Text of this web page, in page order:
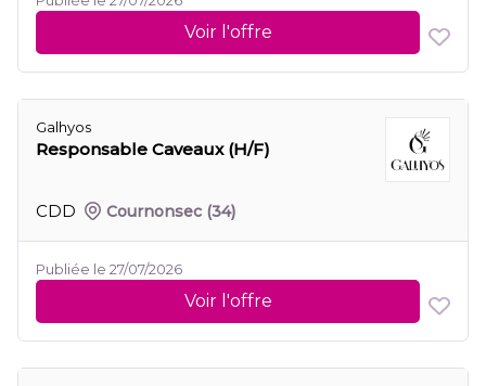
Voir l'offre
Galhyos
Responsable Caveaux (H/F)
CDD Cournonsec (34)
Publiée le 27/07/2026
Voir l'offre